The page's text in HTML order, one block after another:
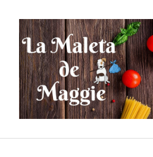
contenido